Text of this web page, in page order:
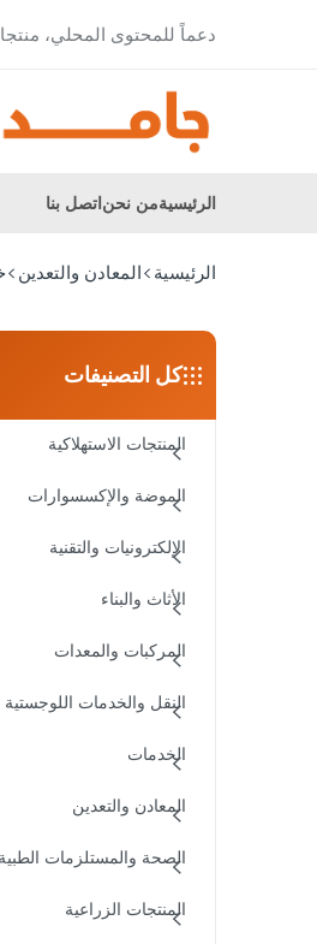
دعماً للمحتوى المحلي،
الرئيسيةمن نحناتصل بنا
الرئيسية المعادن والتعدين
كل التصنيفات
المنتجات الاستهلاكية
الموضة والإكسسوارات
الإلكترونيات والتقنية
الأثاث والبناء
المركبات والمعدات
النقل والخدمات اللوجستية
الخدمات
المعادن والتعدين
الصحة والمستلزمات الطبية
المنتجات الزراعية